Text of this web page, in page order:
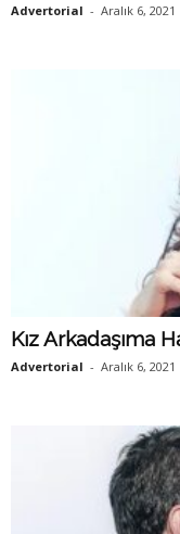
Advertorial - Aralık 6, 2021
Kız Arkadaşıma
Advertorial - Aralık 6, 2021